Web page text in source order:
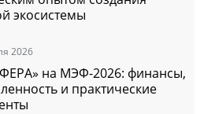
экосистемы
2026
на МЭФ-2026: финансы,
и практические